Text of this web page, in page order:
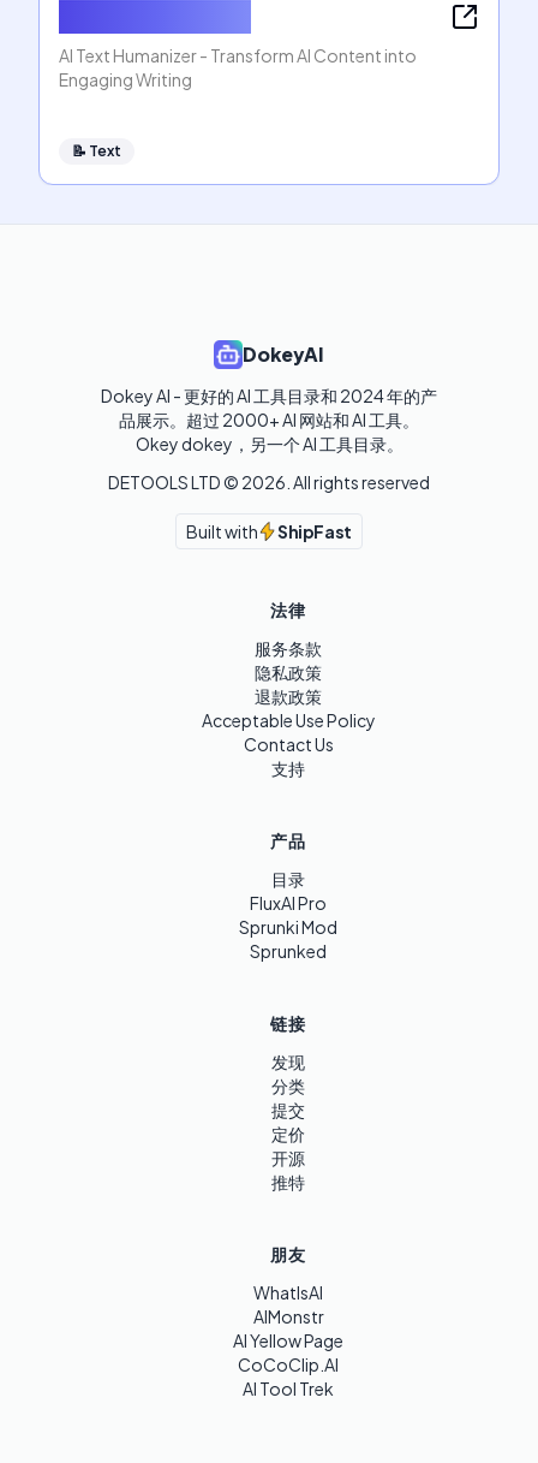
AI Text Humanizer - Transform AI Content into
Engaging Writing
📝 Text
DokeyAI
Dokey AI - 更好的 AI 工具目录和 2024 年的产
品展示。超过 2000+ AI 网站和 AI 工具。
Okey dokey，另一个 AI 工具目录。
DETOOLS LTD © 2026 . All rights reserved
Built with ShipFast
法律
服务条款
隐私政策
退款政策
Acceptable Use Policy
Contact Us
支持
产品
目录
FluxAI Pro
Sprunki Mod
Sprunked
链接
发现
分类
提交
定价
开源
推特
朋友
WhatIsAI
AIMonstr
AI Yellow Page
CoCoClip.AI
AI Tool Trek